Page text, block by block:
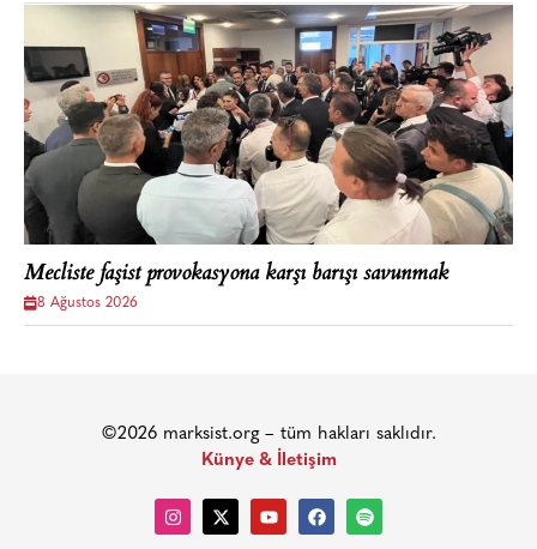
Mecliste faşist provokasyona karşı barışı savunmak
8 Ağustos 2026
©2026 marksist.org – tüm hakları saklıdır.
Künye & İletişim